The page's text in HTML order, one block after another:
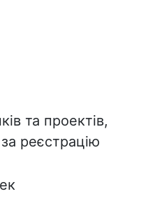
та проектів,
реєстрацію